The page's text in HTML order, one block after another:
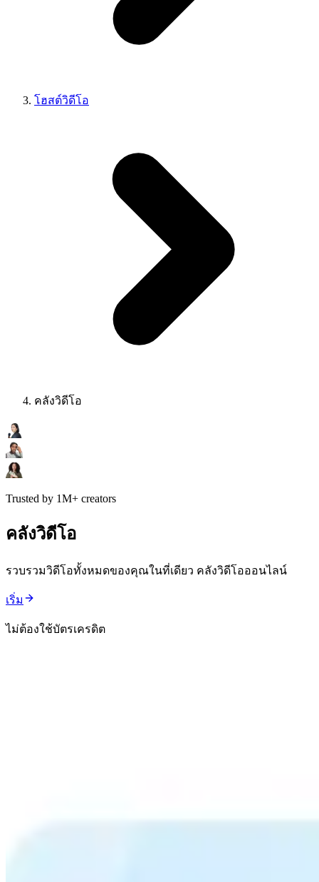
โฮสต์วิดีโอ
คลังวิดีโอ
Trusted by 1M+ creators
คลังวิดีโอ
รวบรวมวิดีโอทั้งหมดของคุณในที่เดียว คลังวิดีโอออนไลน์
เริ่ม
ไม่ต้องใช้บัตรเครดิต